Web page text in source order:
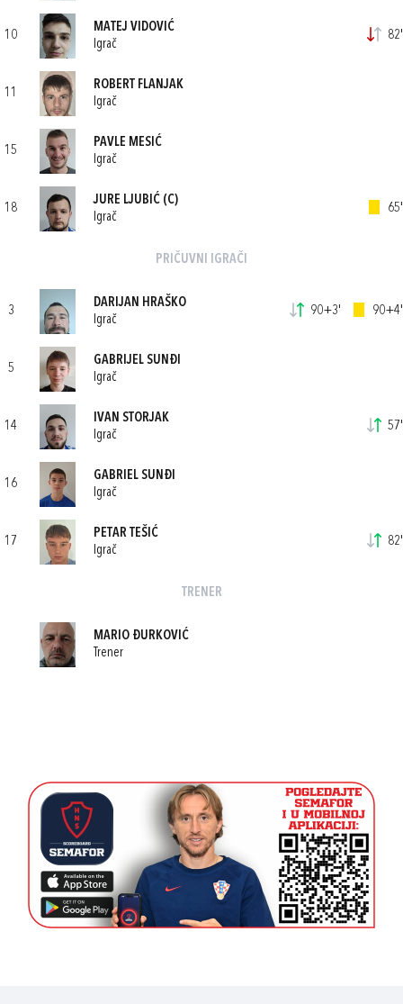
10
MATEJ VIDOVIĆ
Igrač
82'
11
ROBERT FLANJAK
Igrač
15
PAVLE MESIĆ
Igrač
18
JURE LJUBIĆ (C)
Igrač
65'
PRIČUVNI IGRAČI
3
DARIJAN HRAŠKO
Igrač
90+3' 90+4'
5
GABRIJEL SUNĐI
Igrač
14
IVAN STORJAK
Igrač
57'
16
GABRIEL SUNĐI
Igrač
17
PETAR TEŠIĆ
Igrač
82'
TRENER
MARIO ĐURKOVIĆ
Trener